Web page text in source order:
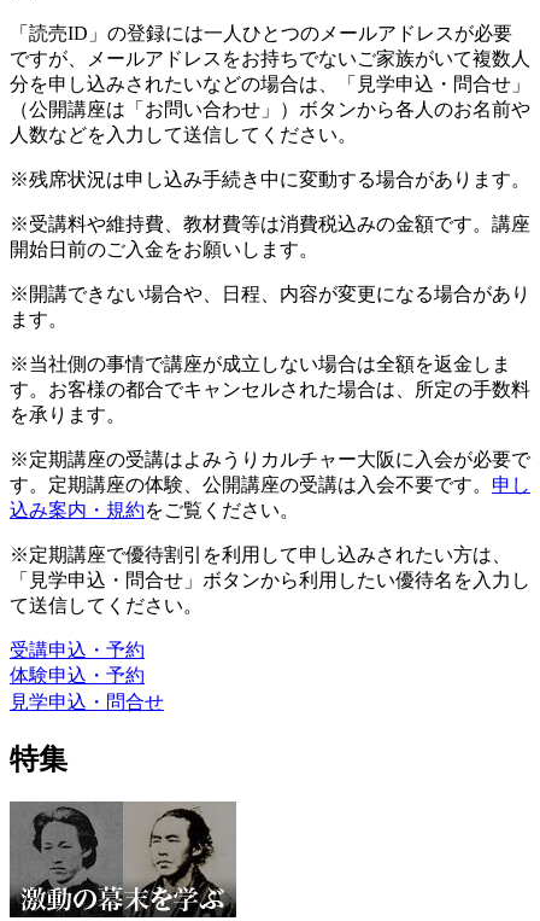
「読売ID」の登録には一人ひとつのメールアドレスが必要
ですが、メールアドレスをお持ちでないご家族がいて複数人
分を申し込みされたいなどの場合は、「見学申込・問合せ」
（公開講座は「お問い合わせ」）ボタンから各人のお名前や
人数などを入力して送信してください。
※残席状況は申し込み手続き中に変動する場合があります。
※受講料や維持費、教材費等は消費税込みの金額です。講座
開始日前のご入金をお願いします。
※開講できない場合や、日程、内容が変更になる場合があり
ます。
※当社側の事情で講座が成立しない場合は全額を返金しま
す。お客様の都合でキャンセルされた場合は、所定の手数料
を承ります。
※定期講座の受講はよみうりカルチャー大阪に入会が必要で
す。定期講座の体験、公開講座の受講は入会不要です。 申し
込み案内・規約をご覧ください。
※定期講座で優待割引を利用して申し込みされたい方は、
「見学申込・問合せ」ボタンから利用したい優待名を入力し
て送信してください。
受講申込・予約
体験申込・予約
見学申込・問合せ
特集